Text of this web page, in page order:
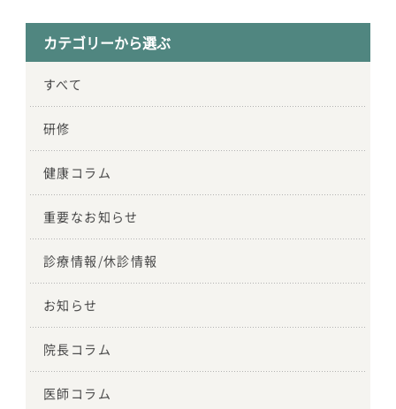
カテゴリーから選ぶ
すべて
研修
健康コラム
重要なお知らせ
診療情報/休診情報
お知らせ
院長コラム
医師コラム